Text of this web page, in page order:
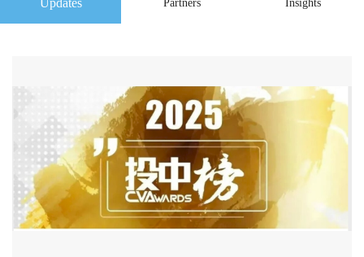
Updates Partners Insights